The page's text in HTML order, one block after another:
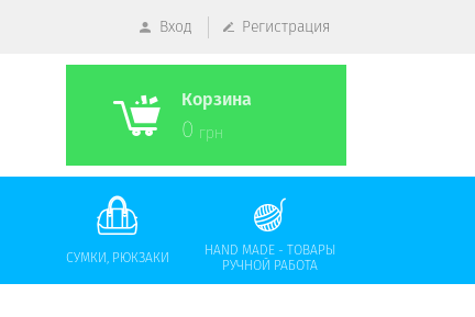
Вход Регистрация
Корзина
0 грн
СУМКИ, РЮКЗАКИ
HAND MADE - ТОВАРЫ
РУЧНОЙ РАБОТА